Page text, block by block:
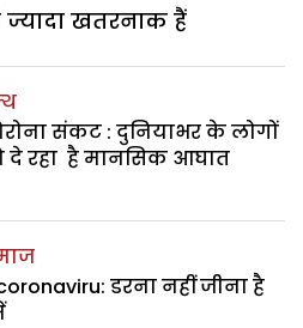
खतरनाक हैं
संकट : दुनियाभर के लोगों
दे रहा है मानसिक आघात
डरना नहीं जीना है